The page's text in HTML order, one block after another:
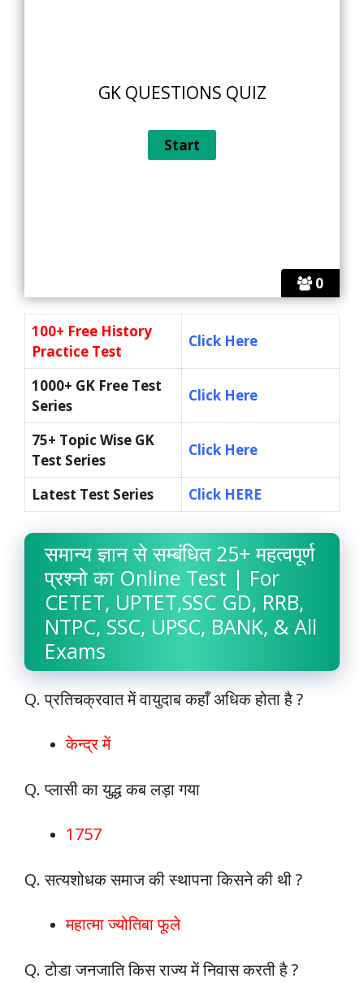
0
GK QUESTIONS QUIZ
100+ Free History
Practice Test
Click Here
1000+ GK Free Test
Series
Click Here
75+ Topic Wise GK
Test Series
Click Here
Latest Test Series Click HERE
समान्य ज्ञान से सम्बंधित 25+ महत्वपूर्ण
प्रश्नो का Online Test | For
CETET, UPTET,SSC GD, RRB,
NTPC, SSC, UPSC, BANK, & All
Exams
Q. प्रतिचक्रवात में वायुदाब कहाँ अधिक होता है ?
केन्द्र में
Q. प्लासी का युद्ध कब लड़ा गया
1757
Q. सत्यशोधक समाज की स्थापना किसने की थी ?
महात्मा ज्योतिबा फूले
Q. टोडा जनजाति किस राज्य में निवास करती है ?